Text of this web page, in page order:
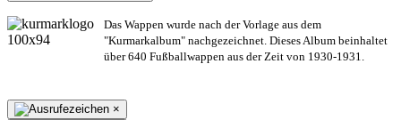
Das Wappen wurde nach der Vorlage aus dem
"Kurmarkalbum" nachgezeichnet. Dieses Album beinhaltet
über 640 Fußballwappen aus der Zeit von 1930-1931.
×